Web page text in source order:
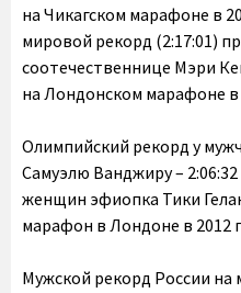
на Чикагском марафоне в
мировой рекорд (2:17:01)
соотечественнице Мэри
на Лондонском марафоне в
Олимпийский рекорд у
Самуэлю Ванджиру –
женщин эфиопка Тики
марафон в Лондоне в 2012
Мужской рекорд России